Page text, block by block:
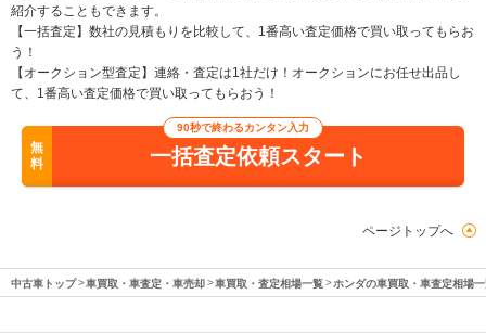
紹介することもできます。
【一括査定】数社の見積もりを比較して、1番高い査定価格で買い取ってもらお
う！
【オークション型査定】連絡・査定は1社だけ！オークションにお任せ出品し
て、1番高い査定価格で買い取ってもらおう！
無
料
90秒で終わるカンタン入力
一括査定依頼スタート
ページトップへ
中古車トップ 車買取・車査定・車売却 車買取・査定相場一覧 ホンダの車買取・車査定相場